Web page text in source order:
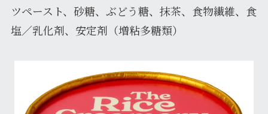
ツペースト、砂糖、ぶどう糖、抹茶、食物繊維、食
塩／乳化剤、安定剤（増粘多糖類）